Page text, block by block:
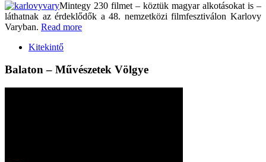
Mintegy 230 filmet – köztük magyar alkotásokat is –
láthatnak az érdeklődők a 48. nemzetközi filmfesztiválon Karlovy
Varyban. Read more
Kitekintő
Balaton – Művészetek Völgye